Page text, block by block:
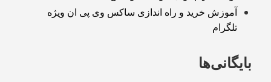
آموزش خرید و راه اندازی ساکس وی پی ان ویژه
تلگرام
بایگانی‌ها